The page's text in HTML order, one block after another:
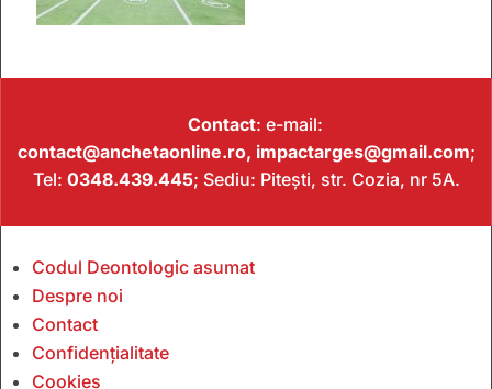
Contact: e-mail:
contact@anchetaonline.ro, impactarges@gmail.com;
Tel: 0348.439.445; Sediu: Pitești, str. Cozia, nr 5A.
Codul Deontologic asumat
Despre noi
Contact
Confidențialitate
Cookies